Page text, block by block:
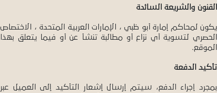
القنون والشريعة السائدة
يكون لمحاكم إمارة أبو ظبي ، الإمارات العربية المتحدة ، الاختصاص
الحصري لتسوية أي نزاع أو مطالبة تنشأ عن أو فيما يتعلق بهذا
الموقع.
تأكيد الدفعة
بمجرد إجراء الدفع، سيتم إرسال إشعار التأكيد إلى العميل عبر